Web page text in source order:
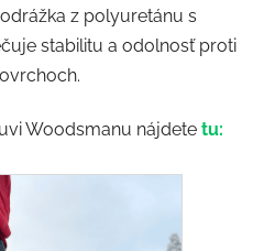
z polyuretánu s
stabilitu a odolnosť proti
Woodsmanu nájdete tu: